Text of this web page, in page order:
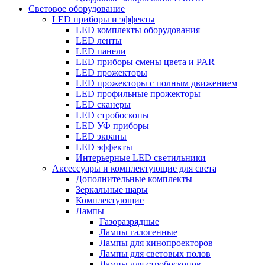
Световое оборудование
LED приборы и эффекты
LED комплекты оборудования
LED ленты
LED панели
LED приборы смены цвета и PAR
LED прожекторы
LED прожекторы с полным движением
LED профильные прожекторы
LED сканеры
LED стробоскопы
LED УФ приборы
LED экраны
LED эффекты
Интерьерные LED светильники
Аксессуары и комплектующие для света
Дополнительные комплекты
Зеркальные шары
Комплектующие
Лампы
Газоразрядные
Лампы галогенные
Лампы для кинопроекторов
Лампы для световых полов